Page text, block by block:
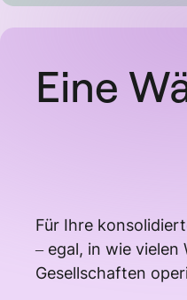
Eine
Für Ihre
– egal, in wie vielen
Gesellschaften